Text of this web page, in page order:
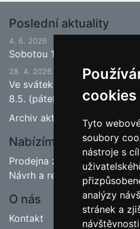
cookies
Tyto
soubory
nástroje s
analýzy
stránek a
Poslední aktuality
4. 6. 2026
Sobotou 13.6.2026 bude
28. 4. 2026
Ve svátek 1.5. (pátek) bude
8.5. (pátek) bude otevřeno.
Archiv aktualit
Nabízíme
Prodejna zahradnictví
Návrh a realizace zahrad
O nás
Kontakt